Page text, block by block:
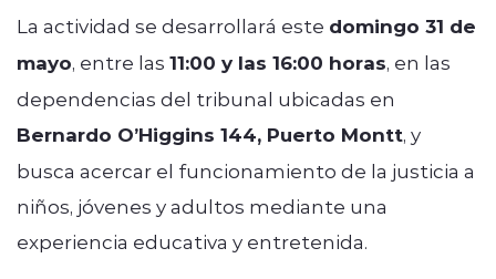
La actividad se desarrollará este domingo 31 de
mayo, entre las 11:00 y las 16:00 horas, en las
dependencias del tribunal ubicadas en
Bernardo O’Higgins 144, Puerto Montt, y
busca acercar el funcionamiento de la justicia a
niños, jóvenes y adultos mediante una
experiencia educativa y entretenida.